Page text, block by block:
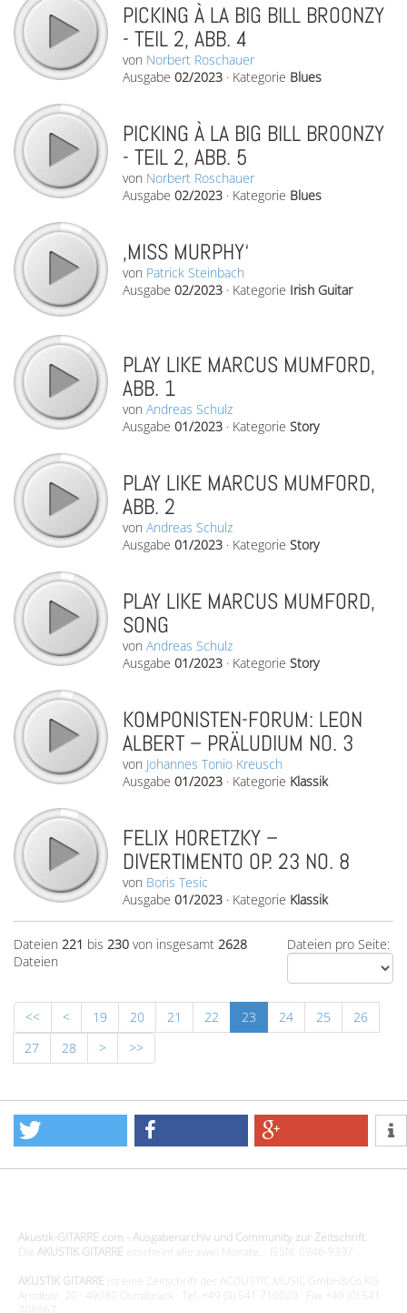
PICKING À LA BIG BILL BROONZY
- TEIL 2, ABB. 4
von Norbert Roschauer
Ausgabe 02/2023 · Kategorie Blues
PICKING À LA BIG BILL BROONZY
- TEIL 2, ABB. 5
von Norbert Roschauer
Ausgabe 02/2023 · Kategorie Blues
‚MISS MURPHY‘
von Patrick Steinbach
Ausgabe 02/2023 · Kategorie Irish Guitar
PLAY LIKE MARCUS MUMFORD,
ABB. 1
von Andreas Schulz
Ausgabe 01/2023 · Kategorie Story
PLAY LIKE MARCUS MUMFORD,
ABB. 2
von Andreas Schulz
Ausgabe 01/2023 · Kategorie Story
PLAY LIKE MARCUS MUMFORD,
SONG
von Andreas Schulz
Ausgabe 01/2023 · Kategorie Story
KOMPONISTEN-FORUM: LEON
ALBERT – PRÄLUDIUM NO. 3
von Johannes Tonio Kreusch
Ausgabe 01/2023 · Kategorie Klassik
FELIX HORETZKY –
DIVERTIMENTO OP. 23 NO. 8
von Boris Tesic
Ausgabe 01/2023 · Kategorie Klassik
Dateien pro Seite:
Dateien 221 bis 230 von insgesamt 2628
Dateien
<< < 19 20 21 22 23 24 25
26
27
28 > >>
Akustik-GITARRE.com - Ausgabenarchiv und Community zur Zeitschrift.
Die AKUSTIK GITARRE erscheint alle zwei Monate. · ISSN: 0946-9397
AKUSTIK GITARRE ist eine Zeitschrift der ACOUSTIC MUSIC GmbH&Co.KG
Arndtstr. 20 · 49080 Osnabrück · Tel. +49 (0) 541 710020 · Fax +49 (0) 541
708667